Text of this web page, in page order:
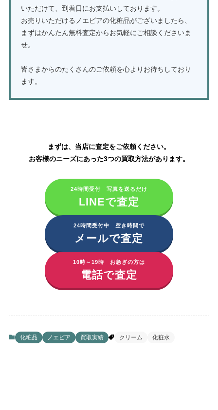
いただけて、到着日にお支払いしております。
お売りいただけるノエビアの化粧品がございましたら、
まずはかんたん無料査定からお気軽にご相談くださいま
せ。
皆さまからのたくさんのご依頼を心よりお待ちしており
ます。
まずは、当店に査定をご依頼ください。
お客様のニーズにあった3つの買取方法があります。
24時間受付 写真を送るだけ
LINEで査定
24時間受付中 空き時間で
メールで査定
10時～19時 お急ぎの方は
電話で査定
化粧品 ノエビア 買取実績 クリーム 化粧水